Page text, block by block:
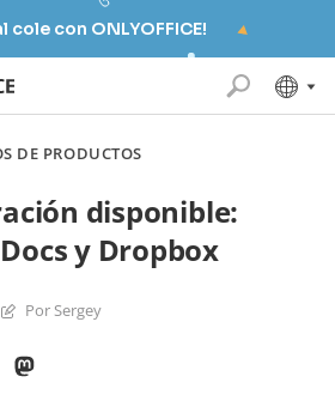
cole con ONLYOFFICE!
DE PRODUCTOS
disponible:
Docs y Dropbox
Por Sergey